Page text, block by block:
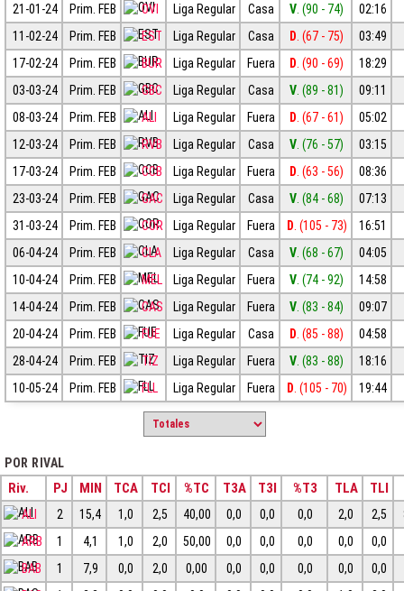
21-01-24
Prim. FEB OVI Liga Regular Casa V . (90 - 74)
02:16
11-02-24
Prim. FEB EST Liga Regular Casa D . (67 - 75)
03:49
17-02-24
Prim. FEB BUR Liga Regular Fuera D . (90 - 69)
18:29
03-03-24
Prim. FEB GBC Liga Regular Casa V . (89 - 81)
09:11
08-03-24
Prim. FEB ALI Liga Regular Fuera D . (67 - 61)
05:02
12-03-24
Prim. FEB RVB Liga Regular Casa V . (76 - 57)
03:15
17-03-24
Prim. FEB CCB Liga Regular Fuera D . (63 - 56)
08:36
23-03-24
Prim. FEB GAC Liga Regular Casa V . (84 - 68)
07:13
31-03-24
Prim. FEB COR Liga Regular Fuera D . (105 - 73)
16:51
06-04-24
Prim. FEB CLA Liga Regular Casa V . (68 - 67)
04:05
10-04-24
Prim. FEB MEL Liga Regular Fuera V . (74 - 92)
14:58
14-04-24
Prim. FEB CAS Liga Regular Fuera V . (83 - 84)
09:07
20-04-24
Prim. FEB FUE Liga Regular Casa D . (85 - 88)
04:58
28-04-24
Prim. FEB TIZ Liga Regular Fuera V . (83 - 88)
18:16
10-05-24
Prim. FEB FLL Liga Regular Fuera D . (105 - 70) 19:44
POR RIVAL
Riv. PJ MIN TCA TCI %TC T3A T3I %T3 TLA TLI
ALI 2 15,4 1,0 2,5 40,00 0,0 0,0 0,0 2,0 2,5
ARB
1 4,1 1,0 2,0 50,00 0,0 0,0 0,0 0,0
0,0
BAB
1 7,9 0,0 2,0 0,00 0,0 0,0 0,0 0,0
0,0